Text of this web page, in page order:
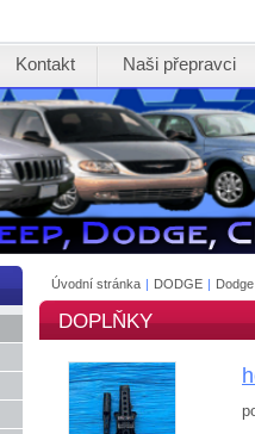
Kontakt Naši přepravci
Úvodní stránka | DODGE |
DOPLŇKY